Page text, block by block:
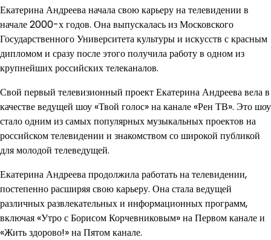
Екатерина Андреева начала свою карьеру на телевидении в
начале 2000-х годов. Она выпускалась из Московского
Государственного Университета культуры и искусств с красным
дипломом и сразу после этого получила работу в одном из
крупнейших российских телеканалов.
Свой первый телевизионный проект Екатерина Андреева вела в
качестве ведущей шоу «Твой голос» на канале «Рен ТВ». Это шоу
стало одним из самых популярных музыкальных проектов на
российском телевидении и знакомством со широкой публикой
для молодой телеведущей.
Екатерина Андреева продолжила работать на телевидении,
постепенно расширяя свою карьеру. Она стала ведущей
различных развлекательных и информационных программ,
включая «Утро с Борисом Корчевниковым» на Первом канале и
«Жить здорово!» на Пятом канале.